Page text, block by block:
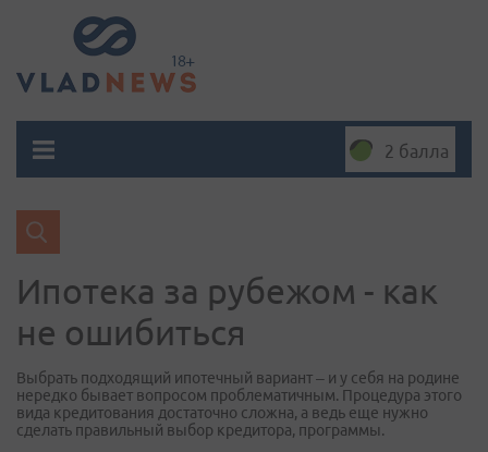
2 балла
Ипотека за рубежом - как
не ошибиться
Выбрать подходящий ипотечный вариант – и у себя на родине
нередко бывает вопросом проблематичным. Процедура этого
вида кредитования достаточно сложна, а ведь еще нужно
сделать правильный выбор кредитора, программы.